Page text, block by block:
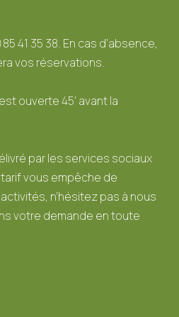
41 35 38. En cas d’absence,
vos réservations.
ouverte 45’ avant la
par les services sociaux
vous empêche de
n’hésitez pas à nous
votre demande en toute